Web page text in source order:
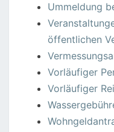
Ummeldung
öffentlichen
Vorläufiger
Vorläufiger